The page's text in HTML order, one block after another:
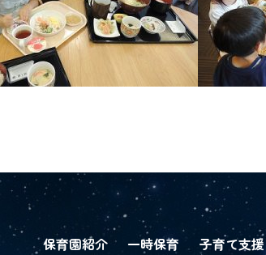
保育園紹介 一時保育 子育て支援